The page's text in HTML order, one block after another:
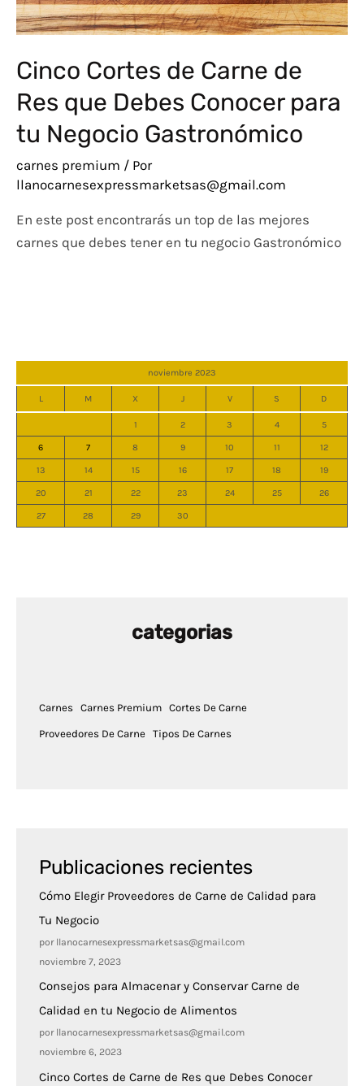
Cinco Cortes de Carne de
Res que Debes Conocer para
tu Negocio Gastronómico
carnes premium / Por
llanocarnesexpressmarketsas@gmail.com
En este post encontrarás un top de las mejores
carnes que debes tener en tu negocio Gastronómico
noviembre 2023
L M X J V S D
1 2 3 4 5
6 7 8 9 10 11 12
13 14 15 16 17 18 19
20 21 22 23 24 25 26
27 28 29 30
categorias
Carnes Carnes Premium Cortes De Carne
Proveedores De Carne Tipos De Carnes
Publicaciones recientes
Cómo Elegir Proveedores de Carne de Calidad para
Tu Negocio
por llanocarnesexpressmarketsas@gmail.com
noviembre 7, 2023
Consejos para Almacenar y Conservar Carne de
Calidad en tu Negocio de Alimentos
por llanocarnesexpressmarketsas@gmail.com
noviembre 6, 2023
Cinco Cortes de Carne de Res que Debes Conocer